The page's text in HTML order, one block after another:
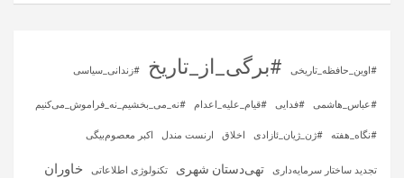
#اوین_حافظه_تاریخی #برگی_از_تاریخ #زندانی_سیاسی
#عباس_هاشمی #فدایی #قیام_علیه_اعدام #نه_می_بخشیم_نه_فراموش_می‌کنیم
#نگاه_هفته #ژن_ژیان_ئازادی اخلاق ارنست مندل اکبر معصوم‌بیگی
تجدید ساختار سرمایه‌داری تهی‌دستان شهری تکنولوژی اطلاعاتی خاوران